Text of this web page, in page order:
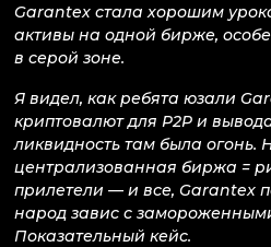
Garantex стала хорошим
активы на одной бирже,
в серой зоне.
Я видел, как ребята юзали
криптовалют для P2P и
ликвидность там была огонь.
централизованная биржа =
прилетели — и все, Garantex
народ завис с
Показательный кейс.